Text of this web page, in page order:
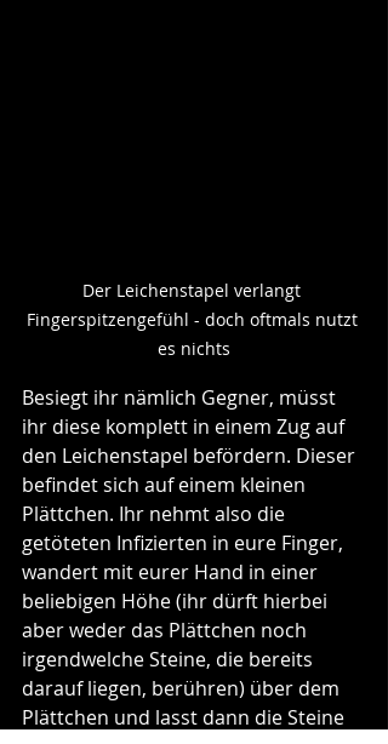
Der Leichenstapel verlangt
Fingerspitzengefühl - doch oftmals nutzt
es nichts
Besiegt ihr nämlich Gegner, müsst
ihr diese komplett in einem Zug auf
den Leichenstapel befördern. Dieser
befindet sich auf einem kleinen
Plättchen. Ihr nehmt also die
getöteten Infizierten in eure Finger,
wandert mit eurer Hand in einer
beliebigen Höhe (ihr dürft hierbei
aber weder das Plättchen noch
irgendwelche Steine, die bereits
darauf liegen, berühren) über dem
Plättchen und lasst dann die Steine